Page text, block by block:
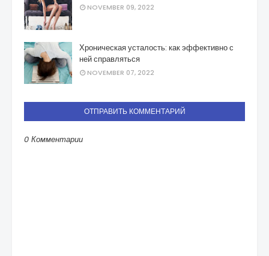
NOVEMBER 09, 2022
Хроническая усталость: как эффективно с
ней справляться
NOVEMBER 07, 2022
ОТПРАВИТЬ КОММЕНТАРИЙ
0 Комментарии